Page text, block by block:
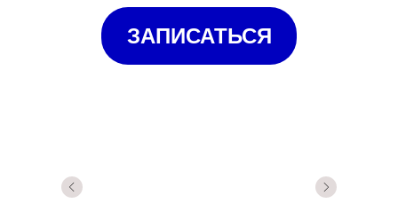
ЗАПИСАТЬСЯ